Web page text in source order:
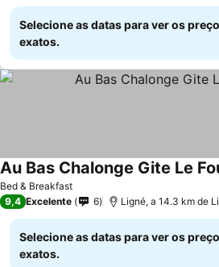
Selecione as datas para ver os
exatos.
Bed & Breakfast
Au Bas Chalonge Gite Le
9,4 Excelente 6 Ligné, a 14.3 km de
Selecione as datas para ver os
exatos.